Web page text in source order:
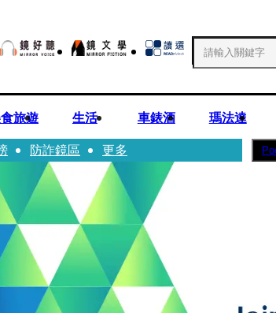
旅遊 生活 車錶酒 瑪法達
防詐鏡區 更多